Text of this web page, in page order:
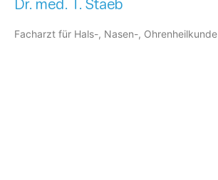
Dr. med. T. Staeb
Facharzt für Hals-, Nasen-, Ohrenheilkunde